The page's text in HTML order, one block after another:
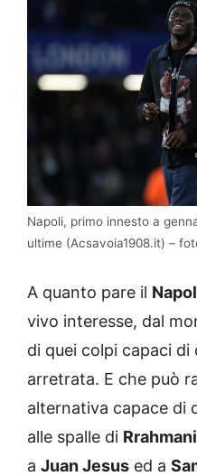
Napoli, primo innesto a
ultime (Acsavoia1908.it) –
A quanto pare il
vivo interesse, dal
di quei colpi capaci di
arretrata. E che può
alternativa capace di
alle spalle di Rrahmani
a Juan Jesus ed a